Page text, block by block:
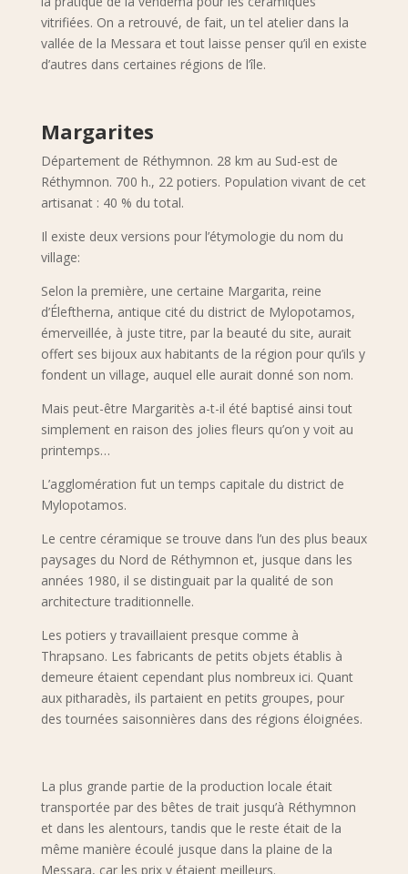
vitrifiées. On a retrouvé, de fait, un tel atelier dans la
vallée de la Messara et tout laisse penser qu’il en existe
d’autres dans certaines régions de l’île.
Margarites
Département de Réthymnon. 28 km au Sud-est de
Réthymnon. 700 h., 22 potiers. Population vivant de cet
artisanat : 40 % du total.
Il existe deux versions pour l’étymologie du nom du
village:
Selon la première, une certaine Margarita, reine
d’Éleftherna, antique cité du district de Mylopotamos,
émerveillée, à juste titre, par la beauté du site, aurait
offert ses bijoux aux habitants de la région pour qu’ils y
fondent un village, auquel elle aurait donné son nom.
Mais peut-être Margaritès a-t-il été baptisé ainsi tout
simplement en raison des jolies fleurs qu’on y voit au
printemps…
L’agglomération fut un temps capitale du district de
Mylopotamos.
Le centre céramique se trouve dans l’un des plus beaux
paysages du Nord de Réthymnon et, jusque dans les
années 1980, il se distinguait par la qualité de son
architecture traditionnelle.
Les potiers y travaillaient presque comme à
Thrapsano. Les fabricants de petits objets établis à
demeure étaient cependant plus nombreux ici. Quant
aux pitharadès, ils partaient en petits groupes, pour
des tournées saisonnières dans des régions éloignées.
La plus grande partie de la production locale était
transportée par des bêtes de trait jusqu’à Réthymnon
et dans les alentours, tandis que le reste était de la
même manière écoulé jusque dans la plaine de la
Messara, car les prix y étaient meilleurs.